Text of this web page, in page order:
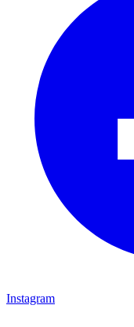
Instagram